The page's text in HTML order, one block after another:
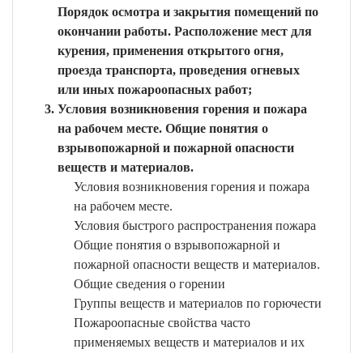
Порядок осмотра и закрытия помещений по
окончании работы. Расположение мест для
курения, применения открытого огня,
проезда транспорта, проведения огневых
или иных пожароопасных работ;
Условия возникновения горения и пожара
на рабочем месте. Общие понятия о
взрывопожарной и пожарной опасности
веществ и материалов.
Условия возникновения горения и пожара
на рабочем месте.
Условия быстрого распространения пожара
Общие понятия о взрывопожарной и
пожарной опасности веществ и материалов.
Общие сведения о горении
Группы веществ и материалов по горючести
Пожароопасные свойства часто
применяемых веществ и материалов и их